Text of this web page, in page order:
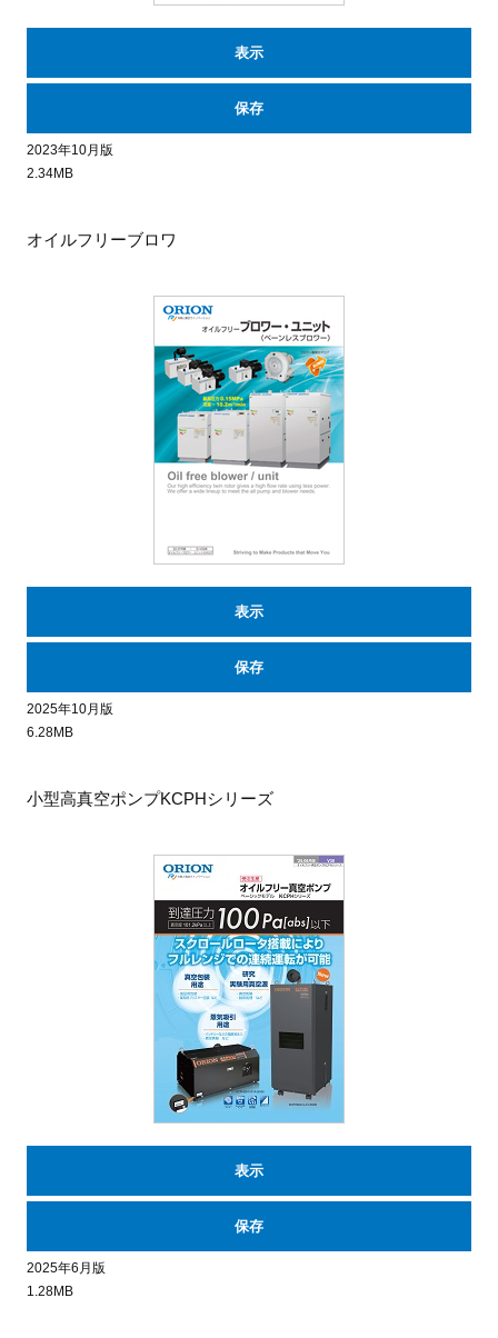
表示
保存
2023年10月版
2.34MB
オイルフリーブロワ
表示
保存
2025年10月版
6.28MB
小型高真空ポンプKCPHシリーズ
表示
保存
2025年6月版
1.28MB